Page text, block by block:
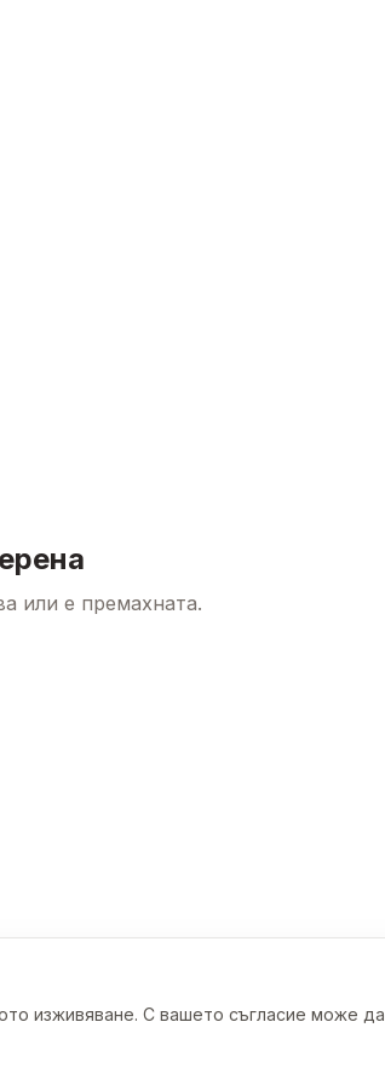
или е премахната.
изживяване. С вашето съгласие може да